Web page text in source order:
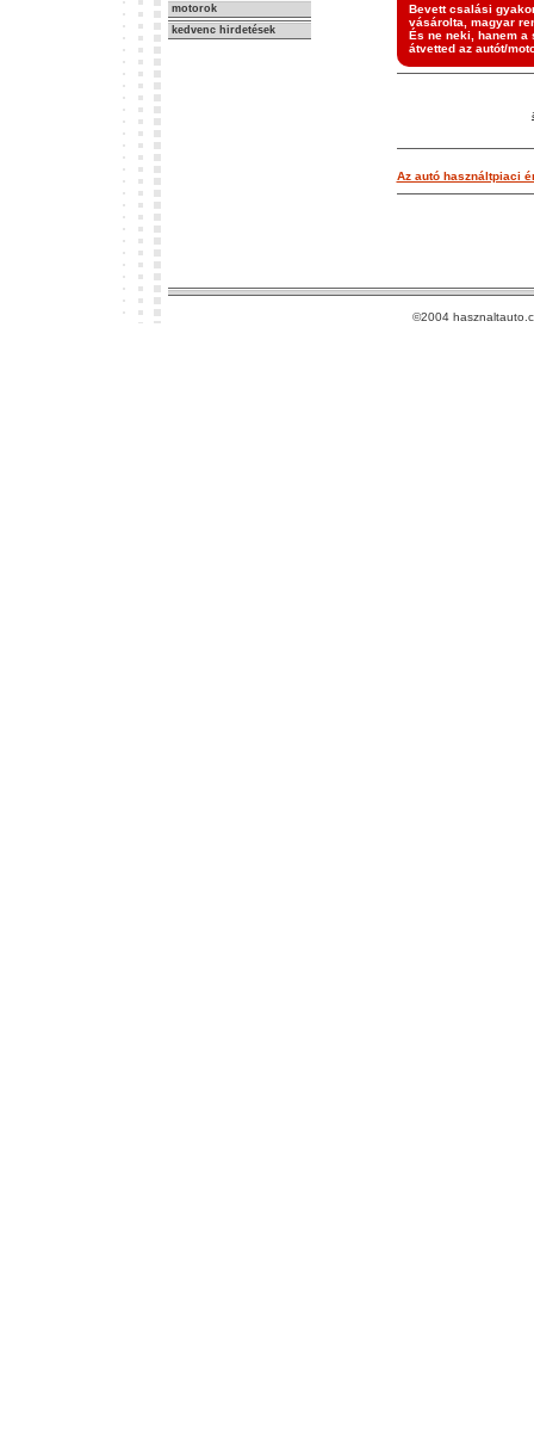
motorok
kedvenc hirdetések
Bevett csalási
vásárolta, magyar
És ne neki, hanem a
átvetted az autót/
Az autó használtpiaci
©2004